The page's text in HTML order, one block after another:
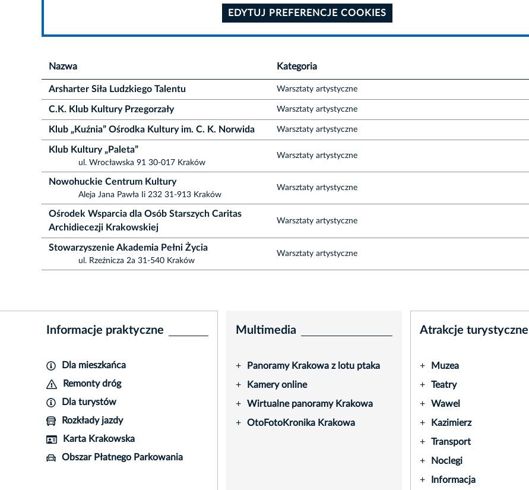
EDYTUJ PREFERENCJE COOKIES
Nazwa Kategoria
Arsharter Siła Ludzkiego Talentu Warsztaty artystyczne
C.K. Klub Kultury Przegorzały Warsztaty artystyczne
Klub „Kuźnia” Ośrodka Kultury im. C. K. Norwida Warsztaty artystyczne
Klub Kultury „Paleta”
ul. Wrocławska 91 30-017 Kraków
Warsztaty artystyczne
Nowohuckie Centrum Kultury
Aleja Jana Pawła Ii 232 31-913 Kraków
Warsztaty artystyczne
Ośrodek Wsparcia dla Osób Starszych Caritas
Archidiecezji Krakowskiej
Warsztaty artystyczne
Stowarzyszenie Akademia Pełni Życia
ul. Rzeźnicza 2a 31-540 Kraków
Warsztaty artystyczne
Informacje praktyczne
Dla mieszkańca
Remonty dróg
Dla turystów
Rozkłady jazdy
Karta Krakowska
Obszar Płatnego Parkowania
Multimedia
+ Panoramy Krakowa z lotu ptaka
+ Kamery online
+ Wirtualne panoramy Krakowa
+ OtoFotoKronika Krakowa
Atrakcje turystyczne
+ Muzea
+ Teatry
+ Wawel
+ Kazimierz
+ Transport
+ Noclegi
+ Informacja